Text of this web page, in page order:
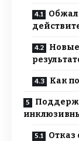
Как
Отказ